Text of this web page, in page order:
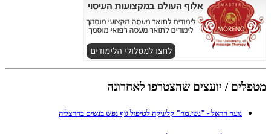
מטפלים / יועצים שהצטרפו לאחרונה
נועה הראל - "נשי.מה" קליניקה לטיפול גוף נפש בנשים בהרצליה